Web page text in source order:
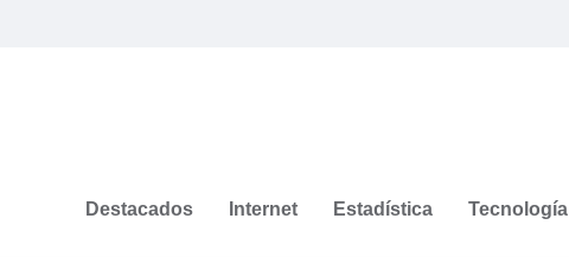
Destacados Internet Estadística Tecnología